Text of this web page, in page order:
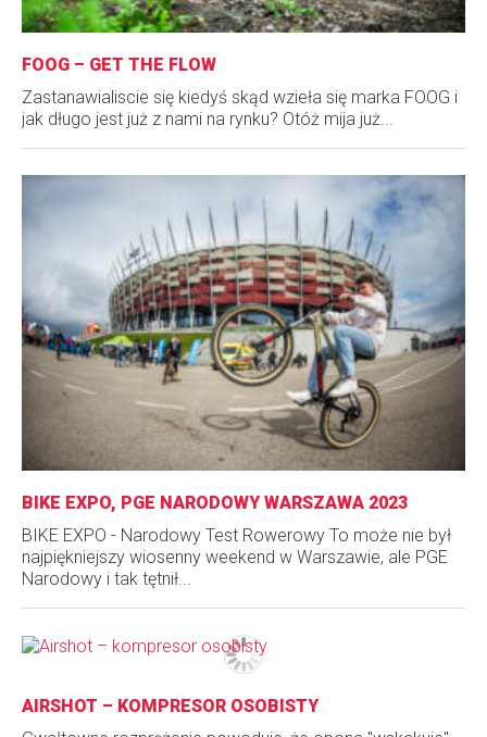
FOOG – GET THE FLOW
Zastanawialiscie się kiedyś skąd wzieła się marka FOOG i
jak długo jest już z nami na rynku? Otóż mija już...
BIKE EXPO, PGE NARODOWY WARSZAWA 2023
BIKE EXPO - Narodowy Test Rowerowy To może nie był
najpiękniejszy wiosenny weekend w Warszawie, ale PGE
Narodowy i tak tętnił...
AIRSHOT – KOMPRESOR OSOBISTY